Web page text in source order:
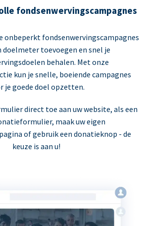
fondsenwervingscampagnes
onbeperkt fondsenwervingscampagnes
doelmeter toevoegen en snel je
behalen. Met onze
kun je snelle, boeiende campagnes
je goede doel opzetten.
direct toe aan uw website, als een
maak uw eigen
of gebruik een donatieknop - de
keuze is aan u!